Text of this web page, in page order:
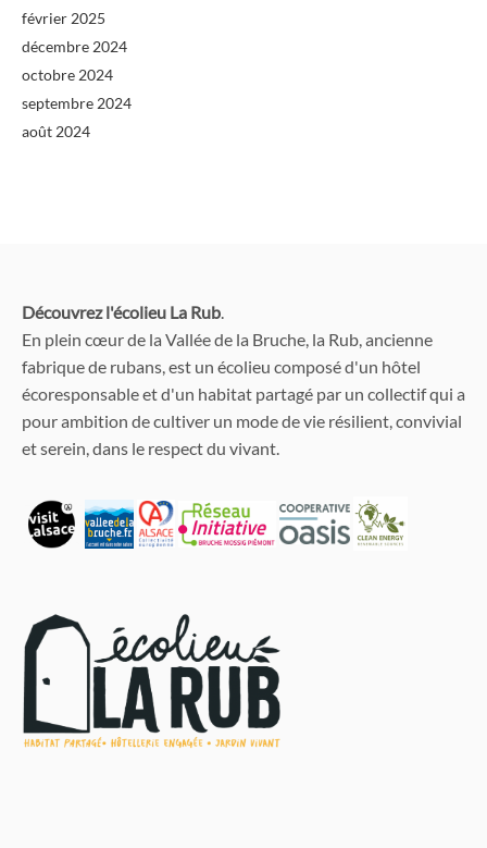
février 2025
décembre 2024
octobre 2024
septembre 2024
août 2024
Découvrez l'écolieu La Rub.
En plein cœur de la Vallée de la Bruche, la Rub, ancienne
fabrique de rubans, est un écolieu composé d'un hôtel
écoresponsable et d'un habitat partagé par un collectif qui a
pour ambition de cultiver un mode de vie résilient, convivial
et serein, dans le respect du vivant.